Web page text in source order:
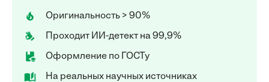
Оригинальность > 90%
Проходит ИИ-детект на 99,9%
Оформление по ГОСТу
На реальных научных источниках